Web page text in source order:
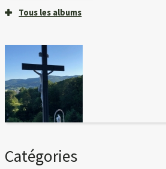
Tous les albums
Catégories